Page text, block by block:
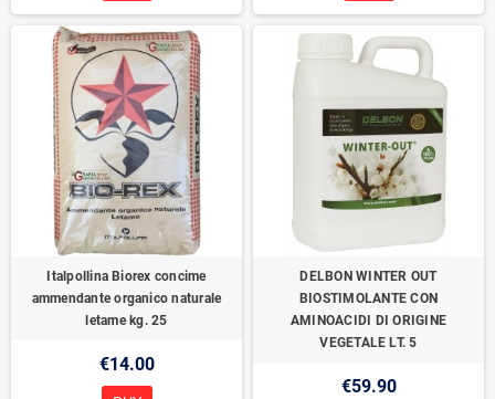
Italpollina Biorex concime
ammendante organico naturale
letame kg. 25
€14.00
DELBON WINTER OUT
BIOSTIMOLANTE CON
AMINOACIDI DI ORIGINE
VEGETALE LT. 5
€59.90